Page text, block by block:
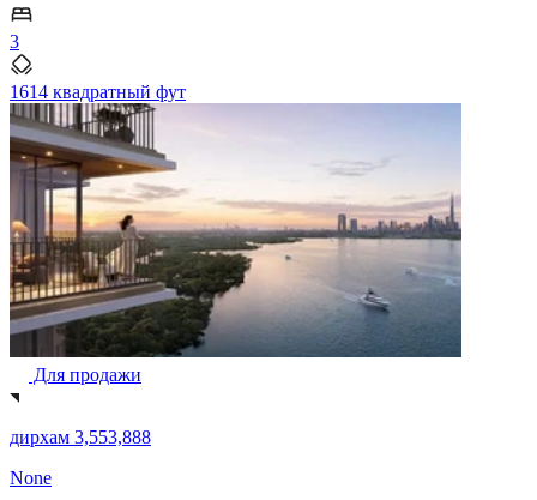
3
1614 квадратный фут
Для продажи
дирхам 3,553,888
None